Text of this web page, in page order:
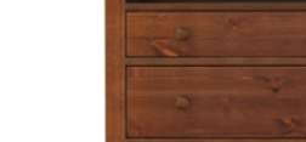
TOVÁBB